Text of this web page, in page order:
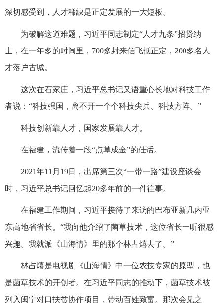
深切感受到，人才稀缺是正定发展的一大短板。
为破解这道难题，习近平同志制定“人才九条”招贤纳
士，在一年多的时间里，700多封来信飞抵正定，200多名人
才落户古城。
这次在石家庄，习近平总书记又语重心长地对科技工作
者说：“科技强国，离不开一个个科技尖兵、科技方阵。”
科技创新靠人才，国家发展靠人才。
在福建，流传着一段“点草成金”的佳话。
2021年11月19日，出席第三次“一带一路”建设座谈会
时，习近平总书记回忆起20多年前的一件往事。
在福建工作期间，习近平接待了来访的巴布亚新几内亚
东高地省省长。“我向他介绍了菌草技术，这位省长一听很感
兴趣。我就派《山海情》里的那个林占熺去了。”
林占熺是电视剧《山海情》中一位农技专家的原型，也
是菌草技术的开创者。在习近平同志的推动下，菌草技术被
列入闽宁对口扶贫协作项目，带动百姓致富。那次会见之